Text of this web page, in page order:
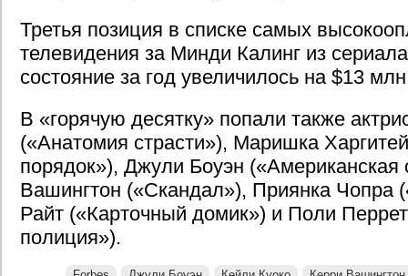
Третья позиция в списке самых
телевидения за Минди Калинг из
состояние за год увеличилось на $13
В «горячую десятку» попали также
(«Анатомия страсти»), Маришка
порядок»), Джули Боуэн («Американская
Вашингтон («Скандал»), Приянка Чопра
Райт («Карточный домик») и Поли
полиция»).